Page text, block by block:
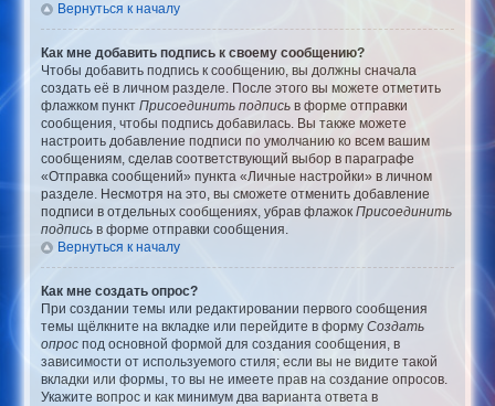
Вернуться к началу
Как мне добавить подпись к своему сообщению?
Чтобы добавить подпись к сообщению, вы должны сначала
создать её в личном разделе. После этого вы можете отметить
флажком пунктПрисоединить подпись в форме отправки
сообщения, чтобы подпись добавилась. Вы также можете
настроить добавление подписи по умолчанию ко всем вашим
сообщениям, сделав соответствующий выбор в параграфе
«Отправка сообщений» пункта «Личные настройки» в личном
разделе. Несмотря на это, вы сможете отменить добавление
подписи в отдельных сообщениях, убрав флажокПрисоединить
подпись в форме отправки сообщения.
Вернуться к началу
Как мне создать опрос?
При создании темы или редактировании первого сообщения
темы щёлкните на вкладке или перейдите в формуСоздать
опрос под основной формой для создания сообщения, в
зависимости от используемого стиля; если вы не видите такой
вкладки или формы, то вы не имеете прав на создание опросов.
Укажите вопрос и как минимум два варианта ответа в